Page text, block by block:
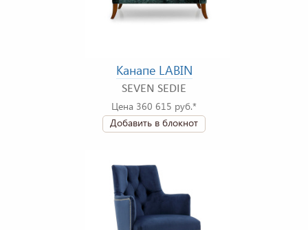
Канапе LABIN
SEVEN SEDIE
Цена 360 615 руб.*
Добавить в блокнот